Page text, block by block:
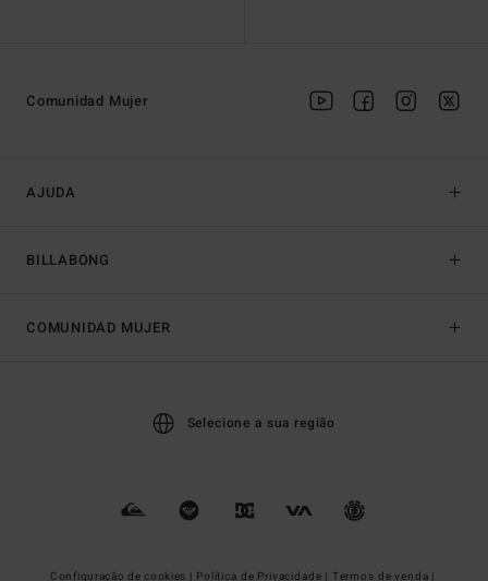
AJUDA
BILLABONG
Comunidad Mujer
COMUNIDAD MUJER
Selecione a sua região
Configuração de cookies | Política de Privacidade | Termos de venda |